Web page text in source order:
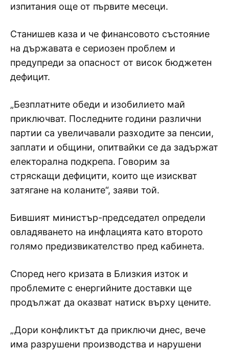
изпитания още от първите месеци.
Станишев каза и че финансовото състояние
на държавата е сериозен проблем и
предупреди за опасност от висок бюджетен
дефицит.
„Безплатните обеди и изобилието май
приключват. Последните години различни
партии са увеличавали разходите за пенсии,
заплати и общини, опитвайки се да задържат
електорална подкрепа. Говорим за
стряскащи дефицити, които ще изискват
затягане на коланите“, заяви той.
Бившият министър-председател определи
овладяването на инфлацията като второто
голямо предизвикателство пред кабинета.
Според него кризата в Близкия изток и
проблемите с енергийните доставки ще
продължат да оказват натиск върху цените.
„Дори конфликтът да приключи днес, вече
има разрушени производства и нарушени